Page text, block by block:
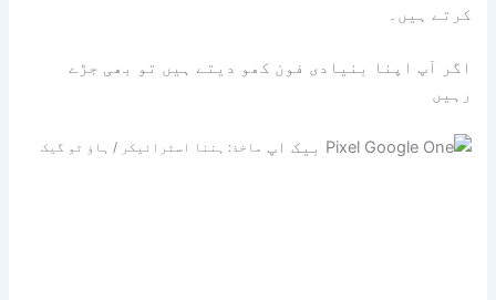
کرتے ہیں۔
اگر آپ اپنا بنیادی فون کھو دیتے ہیں تو بھی جڑے
رہیں
ماخذ: ہننا اسٹرائیکر / ہاؤ ٹو گیک